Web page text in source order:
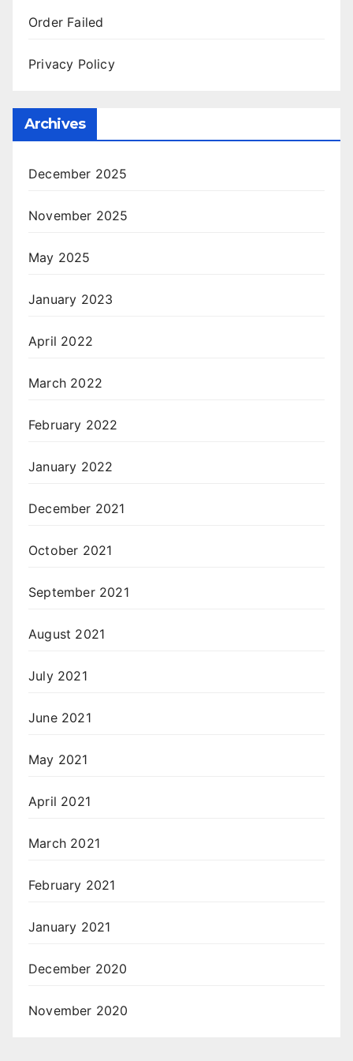
Order Failed
Privacy Policy
Archives
December 2025
November 2025
May 2025
January 2023
April 2022
March 2022
February 2022
January 2022
December 2021
October 2021
September 2021
August 2021
July 2021
June 2021
May 2021
April 2021
March 2021
February 2021
January 2021
December 2020
November 2020